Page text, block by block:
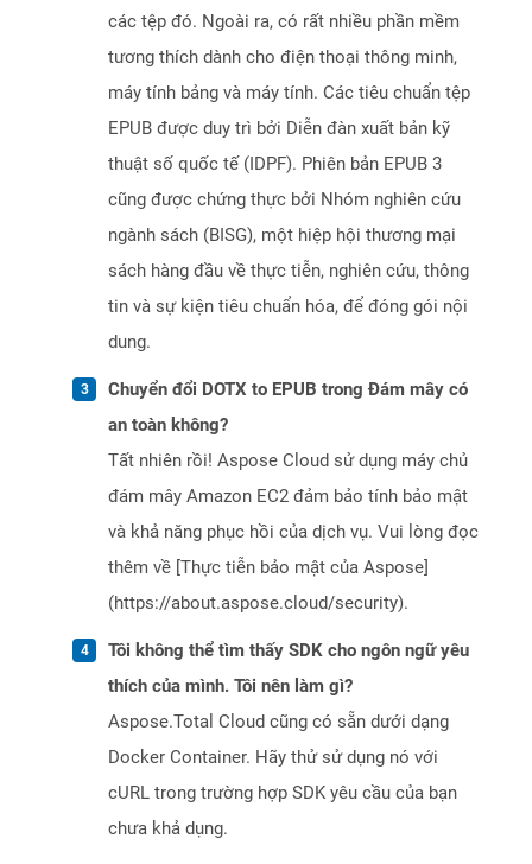
các tệp đó. Ngoài ra, có rất nhiều phần mềm
tương thích dành cho điện thoại thông minh,
máy tính bảng và máy tính. Các tiêu chuẩn tệp
EPUB được duy trì bởi Diễn đàn xuất bản kỹ
thuật số quốc tế (IDPF). Phiên bản EPUB 3
cũng được chứng thực bởi Nhóm nghiên cứu
ngành sách (BISG), một hiệp hội thương mại
sách hàng đầu về thực tiễn, nghiên cứu, thông
tin và sự kiện tiêu chuẩn hóa, để đóng gói nội
dung.
Chuyển đổi DOTX to EPUB trong Đám mây có
an toàn không?
Tất nhiên rồi! Aspose Cloud sử dụng máy chủ
đám mây Amazon EC2 đảm bảo tính bảo mật
và khả năng phục hồi của dịch vụ. Vui lòng đọc
thêm về [Thực tiễn bảo mật của Aspose]
(https://about.aspose.cloud/security).
Tôi không thể tìm thấy SDK cho ngôn ngữ yêu
thích của mình. Tôi nên làm gì?
Aspose.Total Cloud cũng có sẵn dưới dạng
Docker Container. Hãy thử sử dụng nó với
cURL trong trường hợp SDK yêu cầu của bạn
chưa khả dụng.